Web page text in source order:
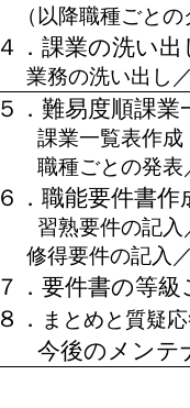
（以降職種ごとの
４．課業の洗い出
業務の洗い出し
５．難易度順課
課業一覧表作成
職種ごとの発表
６．職能要件書作
習熟要件の記入
修得要件の記入
７．要件書の等
８．
まとめと質疑
今後のメンテ